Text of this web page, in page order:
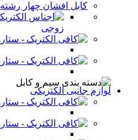
کابل افشان چهار رشته
زوجی
لوازم جانبی الکتریکی